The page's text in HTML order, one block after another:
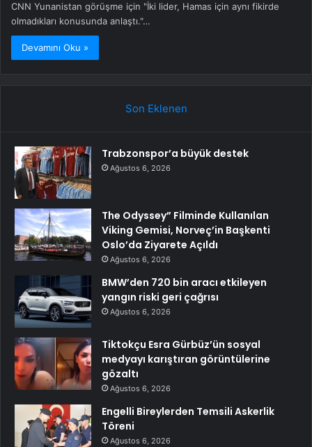
CNN Yunanistan görüşme için "İki lider, Hamas için aynı fikirde
olmadıkları konusunda anlaştı."…
Devamını Oku »
Son Eklenen
Trabzonspor’a büyük destek
Ağustos 6, 2026
The Odyssey” Filminde Kullanılan
Viking Gemisi, Norveç’in Başkenti
Oslo’da Ziyarete Açıldı
Ağustos 6, 2026
BMW’den 720 bin aracı etkileyen
yangın riski geri çağrısı
Ağustos 6, 2026
Tiktokçu Esra Gürbüz’ün sosyal
medyayı karıştıran görüntülerine
gözaltı
Ağustos 6, 2026
Engelli Bireylerden Temsili Askerlik
Töreni
Ağustos 6, 2026